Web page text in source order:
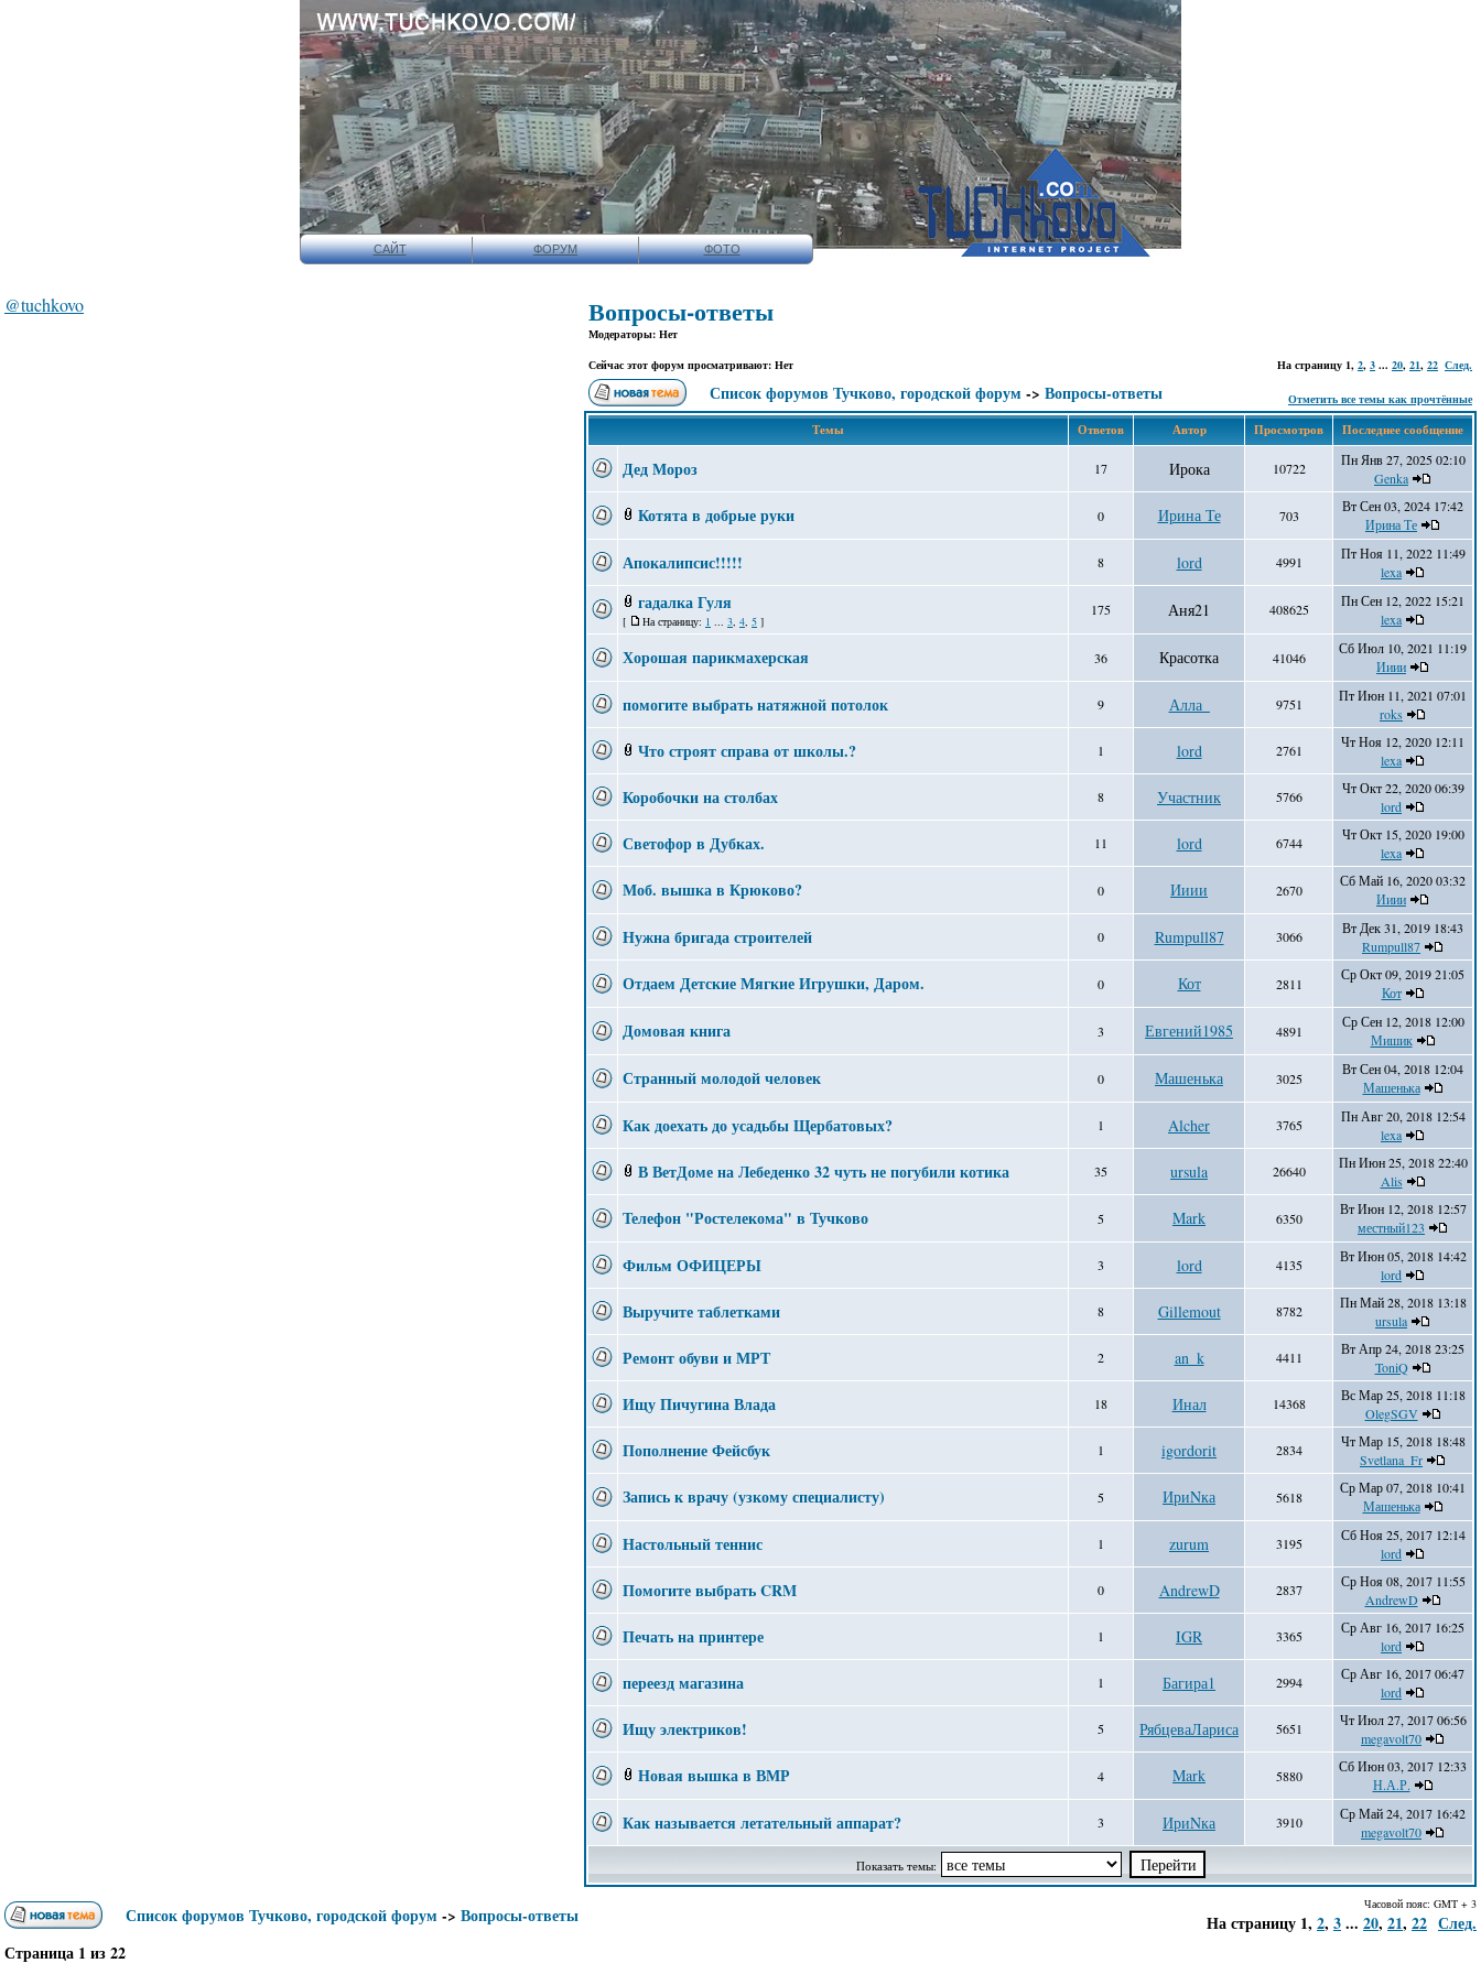
САЙТ ФОРУМ ФОТО
@tuchkovo Вопросы-ответы
Модераторы: Нет
Сейчас этот форум просматривают: Нет
На страницу 1, 2, 3 ... 20, 21, 22 След.
Список форумов Тучково, городской форум -> Вопросы-ответы Отметить все темы как прочтённые
Темы Ответов Автор Просмотров Последнее сообщение
Дед Мороз 17 Ирока 10722
Пн Янв 27, 2025 02:10
Genka
Котята в добрые руки 0 Ирина Те 703
Вт Сен 03, 2024 17:42
Ирина Те
Апокалипсис!!!!! 8 lord 4991
Пт Ноя 11, 2022 11:49
lexa
гадалка Гуля
[ На страницу: 1 ... 3, 4, 5 ]
175 Аня21 408625
Пн Сен 12, 2022 15:21
lexa
Хорошая парикмахерская 36 Красотка 41046
Сб Июл 10, 2021 11:19
Ииии
помогите выбрать натяжной потолок 9 Алла_ 9751
Пт Июн 11, 2021 07:01
roks
Что строят справа от школы.? 1 lord 2761
Чт Ноя 12, 2020 12:11
lexa
Коробочки на столбах 8 Участник 5766
Чт Окт 22, 2020 06:39
lord
Светофор в Дубках. 11 lord 6744
Чт Окт 15, 2020 19:00
lexa
Моб. вышка в Крюково? 0 Ииии 2670
Сб Май 16, 2020 03:32
Ииии
Нужна бригада строителей 0 Rumpull87 3066
Вт Дек 31, 2019 18:43
Rumpull87
Отдаем Детские Мягкие Игрушки, Даром. 0 Кот 2811
Ср Окт 09, 2019 21:05
Кот
Домовая книга 3 Евгений1985 4891
Ср Сен 12, 2018 12:00
Мишик
Странный молодой человек 0 Машенька 3025
Вт Сен 04, 2018 12:04
Машенька
Как доехать до усадьбы Щербатовых? 1 Alcher 3765
Пн Авг 20, 2018 12:54
lexa
В ВетДоме на Лебеденко 32 чуть не погубили котика 35 ursula 26640
Пн Июн 25, 2018 22:40
Alis
Телефон "Ростелекома" в Тучково 5 Mark 6350
Вт Июн 12, 2018 12:57
местный123
Фильм ОФИЦЕРЫ 3 lord 4135
Вт Июн 05, 2018 14:42
lord
Выручите таблетками 8 Gillemout 8782
Пн Май 28, 2018 13:18
ursula
Ремонт обуви и МРТ 2 an_k 4411
Вт Апр 24, 2018 23:25
ToniQ
Ищу Пичугина Влада 18 Инал 14368
Вс Мар 25, 2018 11:18
OlegSGV
Пополнение Фейсбук 1 igordorit 2834
Чт Мар 15, 2018 18:48
Svetlana_Fr
Запись к врачу (узкому специалисту) 5 ИриNка 5618
Ср Мар 07, 2018 10:41
Машенька
Настольный теннис 1 zurum 3195
Сб Ноя 25, 2017 12:14
lord
Помогите выбрать CRM 0 AndrewD 2837
Ср Ноя 08, 2017 11:55
AndrewD
Печать на принтере 1 IGR 3365
Ср Авг 16, 2017 16:25
lord
переезд магазина 1 Багира1 2994
Ср Авг 16, 2017 06:47
lord
Ищу электриков! 5 РябцеваЛариса 5651
Чт Июл 27, 2017 06:56
megavolt70
Новая вышка в ВМР 4 Mark 5880
Сб Июн 03, 2017 12:33
Н.А.Р.
Как называется летательный аппарат? 3 ИриNка 3910
Ср Май 24, 2017 16:42
megavolt70
Показать темы:
Список форумов Тучково, городской форум -> Вопросы-ответы Часовой пояс: GMT + 3
На страницу 1, 2, 3... 20, 21, 22 След.
Страница 1 из22